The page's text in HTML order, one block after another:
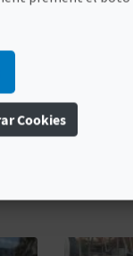
Cookies